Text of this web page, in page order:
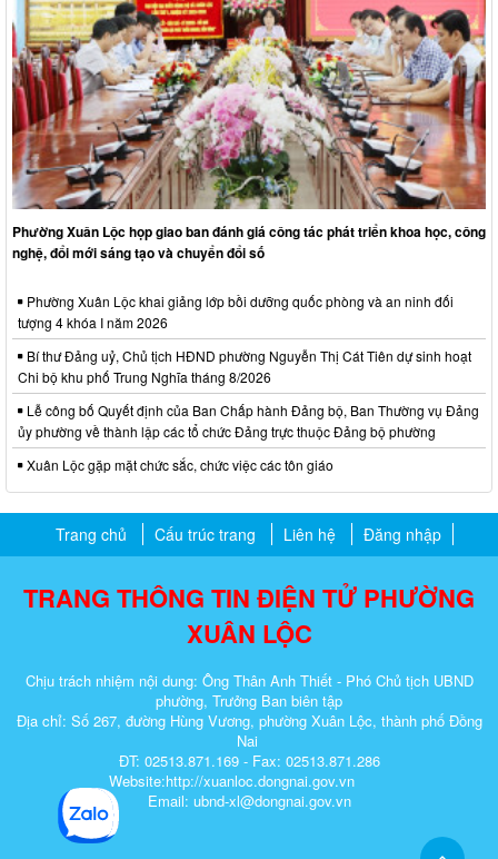
Phường Xuân Lộc họp giao ban đánh giá công tác phát triển khoa học, công
nghệ, đổi mới sáng tạo và chuyển đổi số
Phường Xuân Lộc khai giảng lớp bồi dưỡng quốc phòng và an ninh đối
tượng 4 khóa I năm 2026
Bí thư Đảng uỷ, Chủ tịch HĐND phường Nguyễn Thị Cát Tiên dự sinh hoạt
Chi bộ khu phố Trung Nghĩa tháng 8/2026
Lễ công bố Quyết định của Ban Chấp hành Đảng bộ, Ban Thường vụ Đảng
ủy phường về thành lập các tổ chức Đảng trực thuộc Đảng bộ phường
Xuân Lộc gặp mặt chức sắc, chức việc các tôn giáo
Trang chủ Cấu trúc trang Liên hệ Đăng nhập
TRANG THÔNG TIN ĐIỆN TỬ PHƯỜNG
XUÂN LỘC
Chịu trách nhiệm nội dung: Ông Thân Anh Thiết - Phó Chủ tịch UBND
phường, Trưởng Ban biên tập
Địa chỉ: Số 267, đường Hùng Vương, phường Xuân Lộc, thành phố Đồng
Nai
ĐT: 02513.871.169 - Fax: 02513.871.286
Website:http://xuanloc.dongnai.gov.vn
Email: ubnd-xl@dongnai.gov.vn​